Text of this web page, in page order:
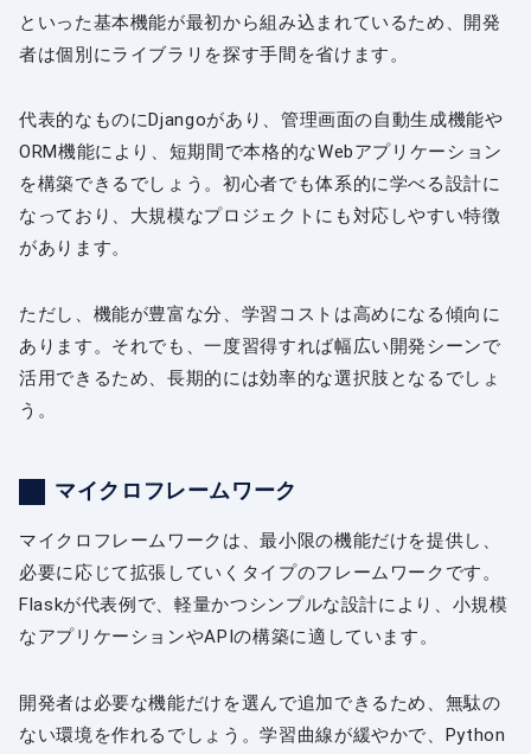
といった基本機能が最初から組み込まれているため、開発
者は個別にライブラリを探す手間を省けます。
代表的なものにDjangoがあり、管理画面の自動生成機能や
ORM機能により、短期間で本格的なWebアプリケーション
を構築できるでしょう。初心者でも体系的に学べる設計に
なっており、大規模なプロジェクトにも対応しやすい特徴
があります。
ただし、機能が豊富な分、学習コストは高めになる傾向に
あります。それでも、一度習得すれば幅広い開発シーンで
活用できるため、長期的には効率的な選択肢となるでしょ
う。
マイクロフレームワーク
マイクロフレームワークは、最小限の機能だけを提供し、
必要に応じて拡張していくタイプのフレームワークです。
Flaskが代表例で、軽量かつシンプルな設計により、小規模
なアプリケーションやAPIの構築に適しています。
開発者は必要な機能だけを選んで追加できるため、無駄の
ない環境を作れるでしょう。学習曲線が緩やかで、Python